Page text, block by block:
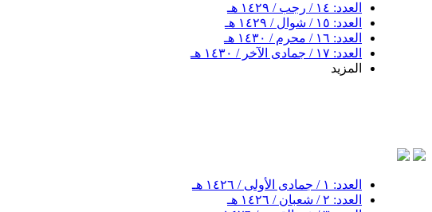
العدد: ١٤ / رجب / ١٤٢٩ هـ
العدد: ١٥ / شوال / ١٤٢٩ هـ
العدد: ١٦ / محرم / ١٤٣٠ هـ
العدد: ١٧ / جمادى الآخر / ١٤٣٠ هـ
المزيد
العدد: ١ / جمادى الأولى / ١٤٢٦ هـ
العدد: ٢ / شعبان / ١٤٢٦ هـ